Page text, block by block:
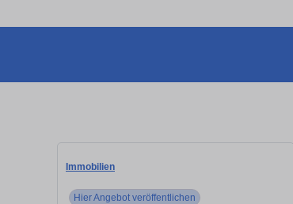
Immobilien
Hier Angebot veröffentlichen